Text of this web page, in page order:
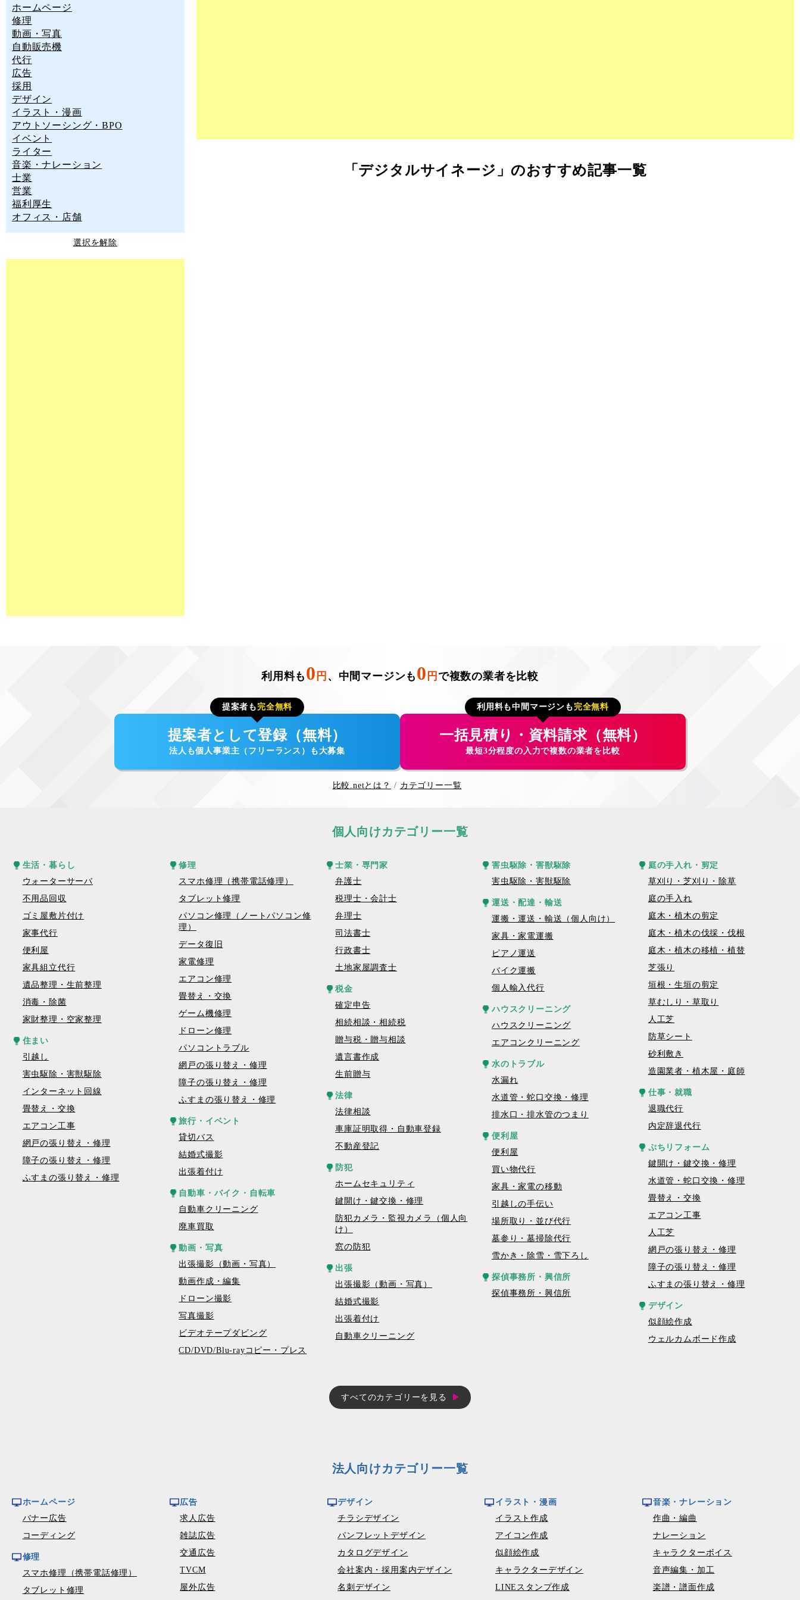
ホームページ
修理
動画・写真
自動販売機
代行
広告
採用
デザイン
イラスト・漫画
アウトソーシング・BPO
イベント
ライター
音楽・ナレーション
士業
営業
福利厚生
オフィス・店舗
選択を解除
「デジタルサイネージ」のおすすめ記事一覧
利用料も 0 円 、中間マージンも 0 円 で複数の業者を比較
提案者も 完全無料
提案者として登録（無料）
法人も個人事業主（フリーランス）も大募集
利用料も中間マージンも 完全無料
一括見積り・資料請求（無料）
最短3分程度の入力で複数の業者を比較
比較.netとは？ カテゴリー一覧
個人向けカテゴリー一覧
生活・暮らし
ウォーターサーバ
不用品回収
ゴミ屋敷片付け
家事代行
便利屋
家具組立代行
遺品整理・生前整理
消毒・除菌
家財整理・空家整理
住まい
引越し
害虫駆除・害獣駆除
インターネット回線
畳替え・交換
エアコン工事
網戸の張り替え・修理
障子の張り替え・修理
ふすまの張り替え・修理
修理
スマホ修理（携帯電話修理）
タブレット修理
パソコン修理（ノートパソコン修
理）
データ復旧
家電修理
エアコン修理
畳替え・交換
ゲーム機修理
ドローン修理
パソコントラブル
網戸の張り替え・修理
障子の張り替え・修理
ふすまの張り替え・修理
旅行・イベント
貸切バス
結婚式撮影
出張着付け
自動車・バイク・自転車
自動車クリーニング
廃車買取
動画・写真
出張撮影（動画・写真）
動画作成・編集
ドローン撮影
写真撮影
ビデオテープダビング
CD/DVD/Blu-rayコピー・プレス
士業・専門家
弁護士
税理士・会計士
弁理士
司法書士
行政書士
土地家屋調査士
税金
確定申告
相続相談・相続税
贈与税・贈与相談
遺言書作成
生前贈与
法律
法律相談
車庫証明取得・自動車登録
不動産登記
防犯
ホームセキュリティ
鍵開け・鍵交換・修理
防犯カメラ・監視カメラ（個人向
け）
窓の防犯
出張
出張撮影（動画・写真）
結婚式撮影
出張着付け
自動車クリーニング
害虫駆除・害獣駆除
害虫駆除・害獣駆除
運送・配達・輸送
運搬・運送・輸送（個人向け）
家具・家電運搬
ピアノ運送
バイク運搬
個人輸入代行
ハウスクリーニング
ハウスクリーニング
エアコンクリーニング
水のトラブル
水漏れ
水道管・蛇口交換・修理
排水口・排水管のつまり
便利屋
便利屋
買い物代行
家具・家電の移動
引越しの手伝い
場所取り・並び代行
墓参り・墓掃除代行
雪かき・除雪・雪下ろし
探偵事務所・興信所
探偵事務所・興信所
庭の手入れ・剪定
草刈り・芝刈り・除草
庭の手入れ
庭木・植木の剪定
庭木・植木の伐採・伐根
庭木・植木の移植・植替
芝張り
垣根・生垣の剪定
草むしり・草取り
人工芝
防草シート
砂利敷き
造園業者・植木屋・庭師
仕事・就職
退職代行
内定辞退代行
ぷちリフォーム
鍵開け・鍵交換・修理
水道管・蛇口交換・修理
畳替え・交換
エアコン工事
人工芝
網戸の張り替え・修理
障子の張り替え・修理
ふすまの張り替え・修理
デザイン
似顔絵作成
ウェルカムボード作成
すべてのカテゴリーを見る
法人向けカテゴリー一覧
ホームページ
バナー広告
コーディング
修理
スマホ修理（携帯電話修理）
タブレット修理
広告
求人広告
雑誌広告
交通広告
TVCM
屋外広告
デザイン
チラシデザイン
パンフレットデザイン
カタログデザイン
会社案内・採用案内デザイン
名刺デザイン
イラスト・漫画
イラスト作成
アイコン作成
似顔絵作成
キャラクターデザイン
LINEスタンプ作成
音楽・ナレーション
作曲・編曲
ナレーション
キャラクターボイス
音声編集・加工
楽譜・譜面作成